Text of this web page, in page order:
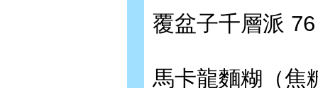
覆盆子千層派 76
馬卡龍麵糊（焦